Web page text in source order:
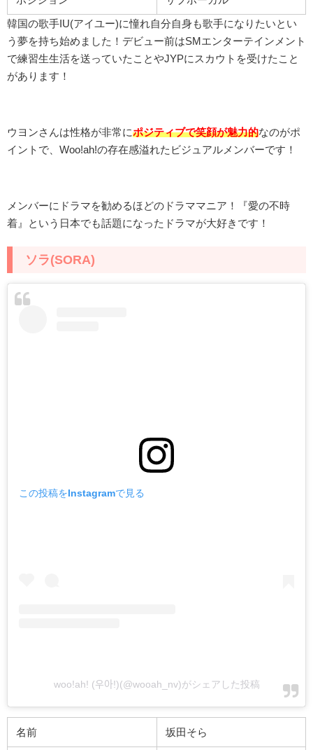
韓国の歌手IU(アイユー)に憧れ自分自身も歌手になりたいとい
う夢を持ち始めました！デビュー前はSMエンターテインメント
で練習生生活を送っていたことやJYPにスカウトを受けたこと
があります！
ウヨンさんは性格が非常にポジティブで笑顔が魅力的なのがポ
イントで、Woo!ah!の存在感溢れたビジュアルメンバーです！
メンバーにドラマを勧めるほどのドラママニア！『愛の不時
着』という日本でも話題になったドラマが大好きです！
ソラ(SORA)
この投稿をInstagramで見る
woo!ah! (우아!)(@wooah_nv)がシェアした投稿
名前 坂田そら